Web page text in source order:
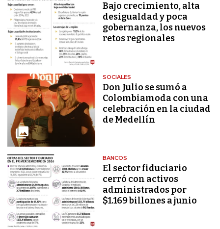
Bajo crecimiento, alta
desigualdad y poca
gobernanza, los nuevos
retos regionales
SOCIALES
Don Julio se sumó a
Colombiamoda con una
celebración en la ciudad
de Medellín
BANCOS
El sector fiduciario
cerró con activos
administrados por
$1.169 billones a junio